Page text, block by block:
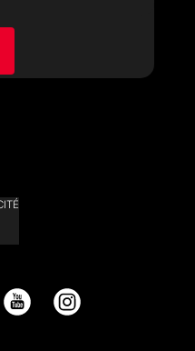
YouTube Instagram